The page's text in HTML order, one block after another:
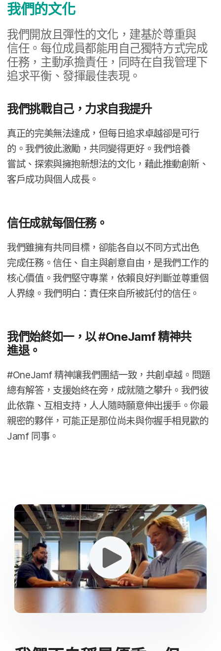
我們​的​文化
我們​開放​且​彈性​的​文化，​建基於​尊重​與​
信任。​每​位​成員​都​能用​自己​獨特方式​完成​
任務，​主動​承擔​責任，​同時​在​自我​管理​下​
追求​平衡、​發揮​最佳​表現。
我們​挑戰​自己，​力求​自​我​提升
真正​的​完美​無法​達成，​但​每​日​追求​卓越​卻​是​可行​
的。​我們​彼​此​激勵，​共同​變得​更好。​我們​培養​
嘗試、​探索​與​擁抱​新​想法​的​文化，​藉此​推動​創新、​
客戶​成功​與​個人​成長。
信任成​就​每​個​任務。
我們​雖​擁​有​共同​目標，​卻​能​各​自​以​不同​方式​出色​
完成​任務。​信任、​自主​與​創意​自由，​是​我們​工作​的​
核心​價值。​我們​堅守​專業，​依賴良​好​判斷​並​尊​重​個​
人界線。​我們​明白：​責任來自​所​被​託付​的​信任。
我們​始終如​一，​以#OneJamf精神​共​
進退。
#OneJamf精神​讓​我們​團​結​一​致，​共創卓越。​問題​
總有​解答，​支援​始終​在​旁，​成​就​隨之​攀升。​我們​彼​
此​依​靠、​互相​支持，​人​人​隨時​願意​伸出​援手。​你​最​
親​密​的​夥伴，​可能​正是​那位​尚未​與​你握手​相見​歡​的
Jamf 同事。